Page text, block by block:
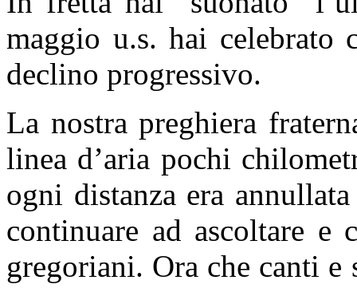
maggio u.s. hai
declino progressivo.
La nostra preghiera
linea d’aria pochi
ogni distanza era
continuare ad ascoltare
gregoriani. Ora che canti